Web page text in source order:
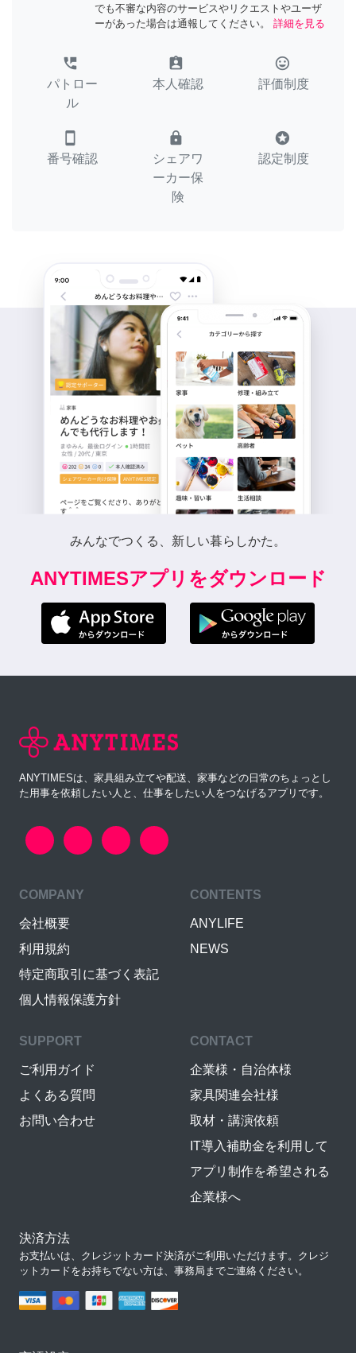
でも不審な内容のサービスやリクエストやユーザ
ーがあった場合は通報してください。
詳細を見る
perm_phone_msg
パトロー
ル
assignment_ind
本人確認
tag_faces
評価制度
smartphone
番号確認
lock
シェアワ
ーカー保
険
stars
認定制度
みんなでつくる、新しい暮らしかた。
ANYTIMESアプリをダウンロード
ANYTIMESは、家具組み立てや配送、家事などの日常のちょっとし
た用事を依頼したい人と、仕事をしたい人をつなげるアプリです。
COMPANY
会社概要
利用規約
特定商取引に基づく表記
個人情報保護方針
CONTENTS
ANYLIFE
NEWS
SUPPORT
ご利用ガイド
よくある質問
お問い合わせ
CONTACT
企業様・自治体様
家具関連会社様
取材・講演依頼
IT導入補助金を利用して
アプリ制作を希望される
企業様へ
決済方法
お支払いは、クレジットカード決済がご利用いただけます。クレジ
ットカードをお持ちでない方は、事務局までご連絡ください。